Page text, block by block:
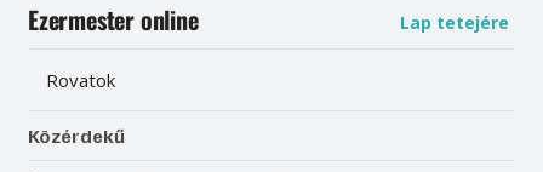
Ezermester online Lap tetejére
Rovatok
Közérdekű